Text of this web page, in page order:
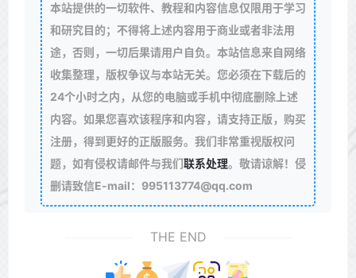
本站提供的一切软件、教程和内容信息仅限用于学习
和研究目的；不得将上述内容用于商业或者非法用
途，否则，一切后果请用户自负。本站信息来自网络
收集整理，版权争议与本站无关。您必须在下载后的
24个小时之内，从您的电脑或手机中彻底删除上述
内容。如果您喜欢该程序和内容，请支持正版，购买
注册，得到更好的正版服务。我们非常重视版权问
题，如有侵权请邮件与我们联系处理。敬请谅解！侵
删请致信E-mail：995113774@qq.com
THE END